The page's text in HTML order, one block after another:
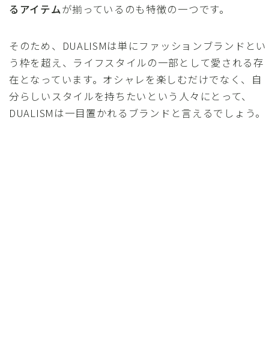
るアイテムが揃っているのも特徴の一つです。
そのため、DUALISMは単にファッションブランドとい
う枠を超え、ライフスタイルの一部として愛される存
在となっています。オシャレを楽しむだけでなく、自
分らしいスタイルを持ちたいという人々にとって、
DUALISMは一目置かれるブランドと言えるでしょう。